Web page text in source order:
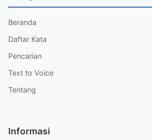
Beranda
Daftar Kata
Pencarian
Text to Voice
Tentang
Informasi